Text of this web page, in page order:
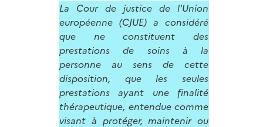
La Cour de justice de l'Union
européenne (CJUE) a considéré
que ne constituent des
prestations de soins à la
personne au sens de cette
disposition, que les seules
prestations ayant une finalité
thérapeutique, entendue comme
visant à protéger, maintenir ou